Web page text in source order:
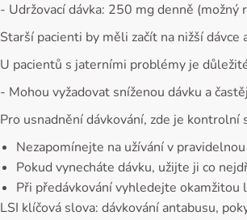
- Udržovací dávka: 250 mg denně
Starší pacienti by měli začít na nižší
U pacientů s jaterními problémy je
- Mohou vyžadovat sníženou dávku a
Pro usnadnění dávkování, zde je kontrolní
Nezapomínejte na užívání v
Pokud vynecháte dávku, užijte ji co
Při předávkování vyhledejte okamžitou
LSI klíčová slova: dávkování antabusu,